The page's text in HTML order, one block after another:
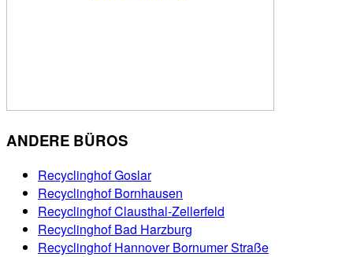
ANDERE BÜROS
Recyclinghof Goslar
Recyclinghof Bornhausen
Recyclinghof Clausthal-Zellerfeld
Recyclinghof Bad Harzburg
Recyclinghof Hannover Bornumer Straße